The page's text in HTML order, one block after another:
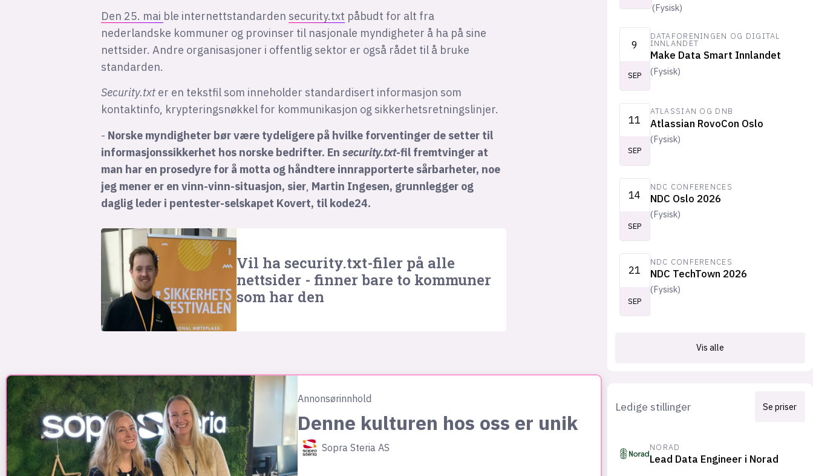
Den 25. mai ble internettstandarden security.txt påbudt for alt fra
nederlandske kommuner og provinser til nasjonale myndigheter å ha på sine
nettsider. Andre organisasjoner i offentlig sektor er også rådet til å bruke
standarden.
Security.txt er en tekstfil som inneholder standardisert informasjon som
kontaktinfo, krypteringsnøkkel for kommunikasjon og sikkerhetsretningslinjer.
- Norske myndigheter bør være tydeligere på hvilke forventinger de setter til
informasjonssikkerhet hos norske bedrifter. En security.txt-fil fremtvinger at
man har en prosedyre for å motta og håndtere innrapporterte sårbarheter, noe
jeg mener er en vinn-vinn-situasjon, sier, Martin Ingesen, grunnlegger og
daglig leder i pentester-selskapet Kovert, til kode24.
Vil ha security.txt-filer på alle
nettsider - finner bare to kommuner
som har den
Annonsørinnhold
Denne kulturen hos oss er unik
Sopra Steria AS
(Fysisk)
9
SEP
DATAFORENINGEN OG DIGITAL
INNLANDET
Make Data Smart Innlandet
(Fysisk)
11
SEP
ATLASSIAN OG DNB
Atlassian RovoCon Oslo
(Fysisk)
14
SEP
NDC CONFERENCES
NDC Oslo 2026
(Fysisk)
21
SEP
NDC CONFERENCES
NDC TechTown 2026
(Fysisk)
Vis alle
Ledige stillinger Se priser
NORAD
Lead Data Engineer i Norad